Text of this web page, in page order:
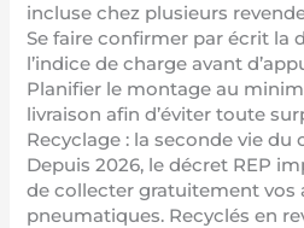
incluse chez plusieurs
Se faire confirmer par écrit la
l’indice de charge avant
Planifier le montage au
livraison afin d’éviter toute
Recyclage : la seconde vie du
Depuis 2026, le décret REP
de collecter gratuitement vos
pneumatiques. Recyclés en